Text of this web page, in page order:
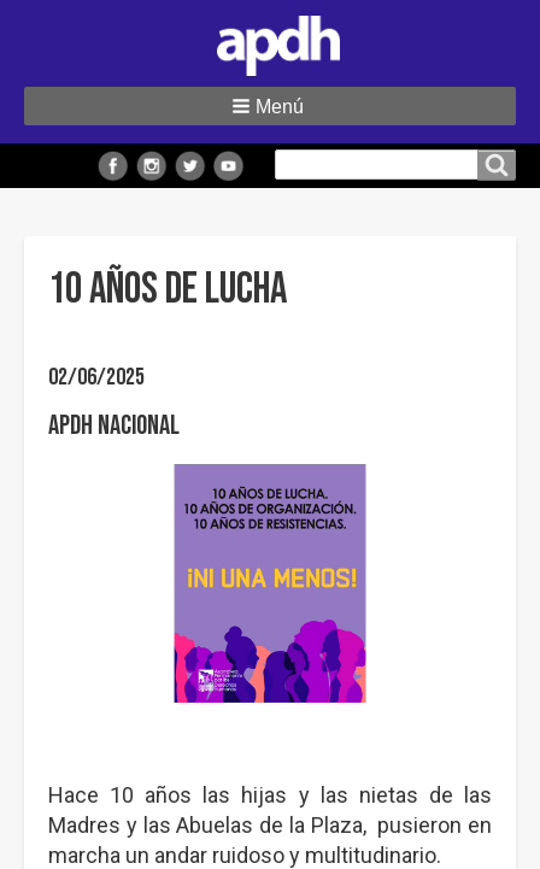
sitio
Menú
10 AÑOS DE LUCHA
02/06/2025
APDH Nacional
Hace 10 años las hijas y las nietas de las
Madres y las Abuelas de la Plaza, pusieron en
marcha un andar ruidoso y multitudinario.